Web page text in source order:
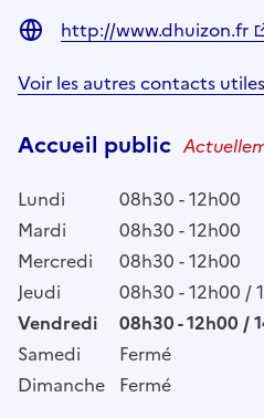
http://www.dhuizon.fr
Voir les autres contacts utiles
Accueil public
Lundi
08h30 - 12h00
Mardi
08h30 - 12h00
Mercredi
08h30 - 12h00
Jeudi
08h30 - 12h00 /
Vendredi
08h30 - 12h00 /
Samedi
Fermé
Dimanche Fermé